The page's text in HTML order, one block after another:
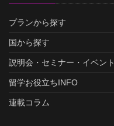
プランから探す
国から探す
説明会・セミナー・イベント
留学お役立ちINFO
連載コラム